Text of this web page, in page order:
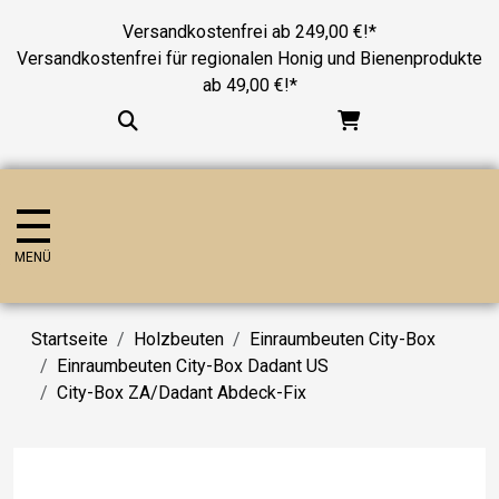
Versandkostenfrei ab 249,00 €!*
Versandkostenfrei für regionalen Honig und Bienenprodukte
ab 49,00 €!*
MENÜ
Startseite Holzbeuten
Einraumbeuten City-Box
Einraumbeuten City-Box Dadant US
City-Box ZA/Dadant Abdeck-Fix